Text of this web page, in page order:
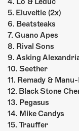
5. Eluveitie (2x)
6. Beatsteaks
7. Guano Apes
8. Rival Sons
9. Asking
10. Seether
11. Remady &
12. Black Stone
13. Pegasus
14. Mike Candys
15. Trauffer